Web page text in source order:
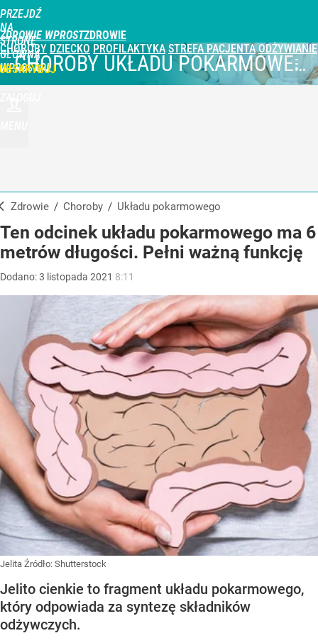
PRZEJDŹ
NA
STRONĘ
GŁÓWNĄ
WPROST.PL
ZDROWIE WPROST
CHOROBY DZIECKO PROFILAKTYKA STREFA PACJENTA ODŻYWIANIE
CHOROBY UKŁADU POKARMOWEGO
Zdrowie / Choroby / układu pokarmowego
Ten odcinek układu pokarmowego ma 6
metrów długości. Pełni ważną funkcję
Dodano:3 listopada 2021 8:11
Jelita Źródło: Shutterstock
Jelito cienkie to fragment układu pokarmowego,
który odpowiada za syntezę składników
odżywczych.